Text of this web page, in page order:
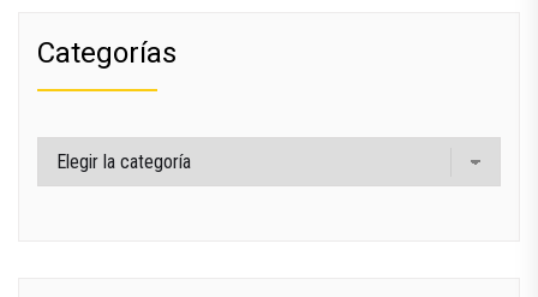
Categorías
Categorías